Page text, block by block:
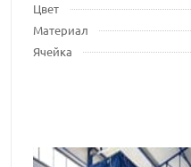
Цвет
Материал
Ячейка